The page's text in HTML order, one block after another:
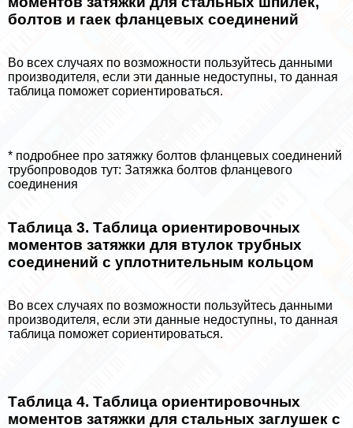
болтов и гаек фланцевых соединений
Во всех случаях по возможности пользуйтесь данными
производителя, если эти данные недоступны, то данная
таблица поможет сориентироваться.
* подробнее про затяжку болтов фланцевых соединений
трубопроводов тут: Затяжка болтов фланцевого
соединения
Таблица 3. Таблица ориентировочных
моментов затяжки для втулок трубных
соединений с уплотнительным кольцом
Во всех случаях по возможности пользуйтесь данными
производителя, если эти данные недоступны, то данная
таблица поможет сориентироваться.
Таблица 4. Таблица ориентировочных
моментов затяжки для стальных заглушек с